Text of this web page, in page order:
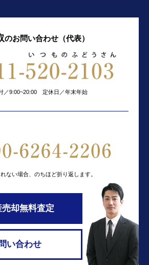
のお問い合わせ（代表）
／9:00~20:00 定休日／年末年始
ない場合、のちほど折り返します。
却無料査定
い合わせ